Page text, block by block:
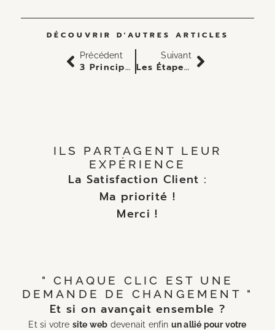
DÉCOUVRIR D'AUTRES ARTICLES
Précédent
3 Principes UX À Appliquer Sur Votre Site Pour Augmenter Vos Ventes
Suivant
Les Étapes Clés Pour Une Refonte De Site Réussie
ILS PARTAGENT LEUR
EXPÉRIENCE
La Satisfaction Client :
Ma priorité !
Merci !
" CHAQUE CLIC EST UNE
DEMANDE DE CHANGEMENT "
Et si on avançait ensemble ?
Et si votre site web devenait enfin un allié pour votre